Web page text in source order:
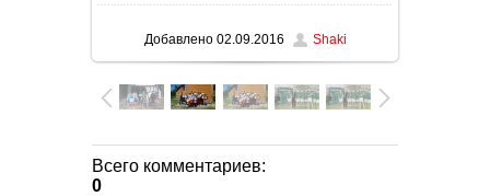
4818.0Kb
Добавлено02.09.2016 Shaki
Всего комментариев:
0